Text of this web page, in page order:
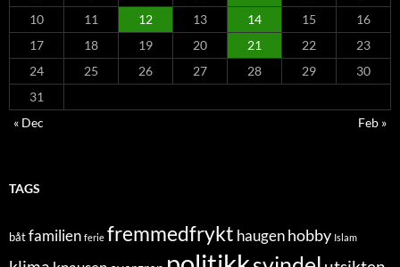
10
11 12 13 14 15
16
17
18 19 20 21 22
23
24
25 26 27 28 29
30
31
« Dec
Feb »
TAGS
båtfamilien ferie fremmedfrykt haugen hobby Islam